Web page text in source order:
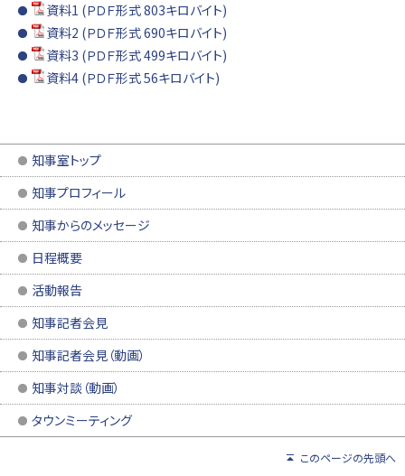
資料1 (ＰＤＦ形式 803キロバイト)
資料2 (ＰＤＦ形式 690キロバイト)
資料3 (ＰＤＦ形式 499キロバイト)
資料4 (ＰＤＦ形式 56キロバイト)
知事室トップ
知事プロフィール
知事からのメッセージ
日程概要
活動報告
知事記者会見
知事記者会見（動画）
知事対談（動画）
タウンミーティング
このページの先頭へ